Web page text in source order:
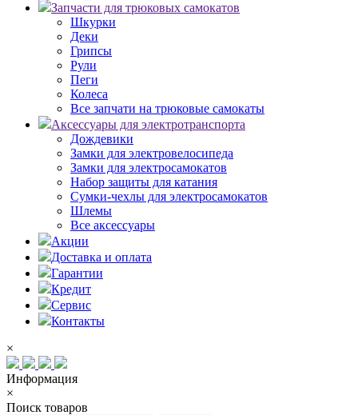
Запчасти для трюковых самокатов
Шкурки
Деки
Грипсы
Рули
Пеги
Колеса
Все запчати на трюковые самокаты
Аксессуары для электротранспорта
Дождевики
Замки для электровелосипеда
Замки для электросамокатов
Набор защиты для катания
Сумки-чехлы для электросамокатов
Шлемы
Все аксессуары
Акции
Доставка и оплата
Гарантии
Кредит
Сервис
Контакты
×
Информация
×
Поиск товаров